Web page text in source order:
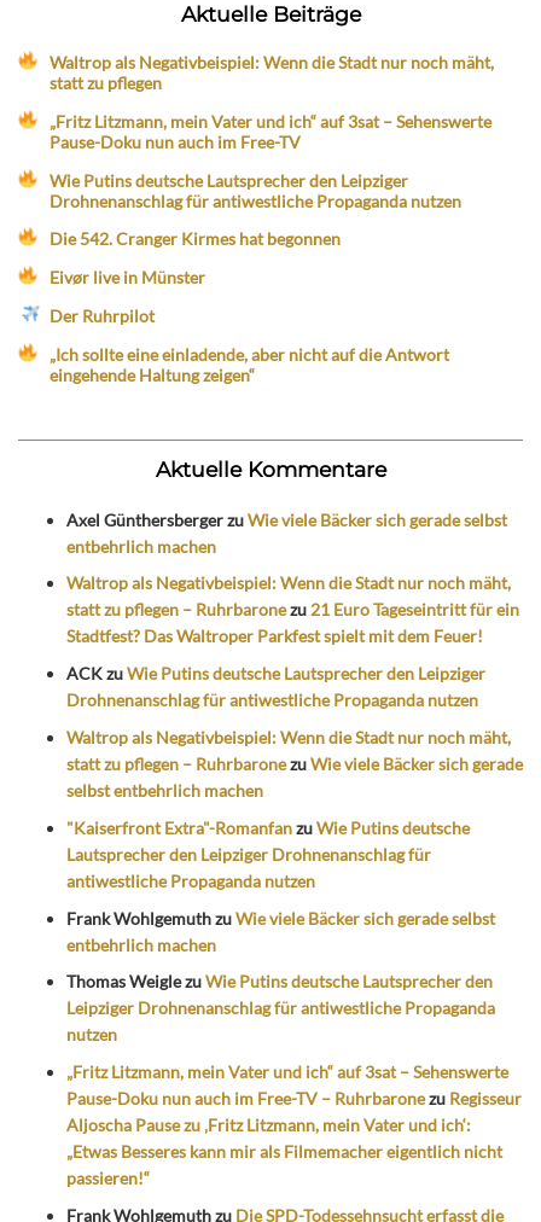
Aktuelle Beiträge
Waltrop als Negativbeispiel: Wenn die Stadt nur noch mäht,
statt zu pflegen
„Fritz Litzmann, mein Vater und ich“ auf 3sat – Sehenswerte
Pause-Doku nun auch im Free-TV
Wie Putins deutsche Lautsprecher den Leipziger
Drohnenanschlag für antiwestliche Propaganda nutzen
Die 542. Cranger Kirmes hat begonnen
Eivør live in Münster
Der Ruhrpilot
„Ich sollte eine einladende, aber nicht auf die Antwort
eingehende Haltung zeigen“
Aktuelle Kommentare
Axel GünthersbergerzuWie viele Bäcker sich gerade selbst
entbehrlich machen
Waltrop als Negativbeispiel: Wenn die Stadt nur noch mäht,
statt zu pflegen – Ruhrbaronezu 21 Euro Tageseintritt für ein
Stadtfest? Das Waltroper Parkfest spielt mit dem Feuer!
ACKzuWie Putins deutsche Lautsprecher den Leipziger
Drohnenanschlag für antiwestliche Propaganda nutzen
Waltrop als Negativbeispiel: Wenn die Stadt nur noch mäht,
statt zu pflegen – RuhrbaronezuWie viele Bäcker sich gerade
selbst entbehrlich machen
"Kaiserfront Extra"-RomanfanzuWie Putins deutsche
Lautsprecher den Leipziger Drohnenanschlag für
antiwestliche Propaganda nutzen
Frank WohlgemuthzuWie viele Bäcker sich gerade selbst
entbehrlich machen
Thomas WeiglezuWie Putins deutsche Lautsprecher den
Leipziger Drohnenanschlag für antiwestliche Propaganda
nutzen
„Fritz Litzmann, mein Vater und ich“ auf 3sat – Sehenswerte
Pause-Doku nun auch im Free-TV – Ruhrbaronezu Regisseur
Aljoscha Pause zu ‚Fritz Litzmann, mein Vater und ich‘:
„Etwas Besseres kann mir als Filmemacher eigentlich nicht
passieren!“
Frank Wohlgemuthzu Die SPD-Todessehnsucht erfasst die